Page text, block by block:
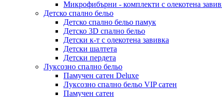
Микрофибърни - комплекти с олекотена
Детско спално бельо
Детско спално бельо памук
Детско 3D спално бельо
Детски к-т с олекотена завивка
Детски шалтета
Детски пердета
Луксозно спално бельо
Памучен сатен Deluxe
Луксозно спално бельо VIP сатен
Памучен сатен